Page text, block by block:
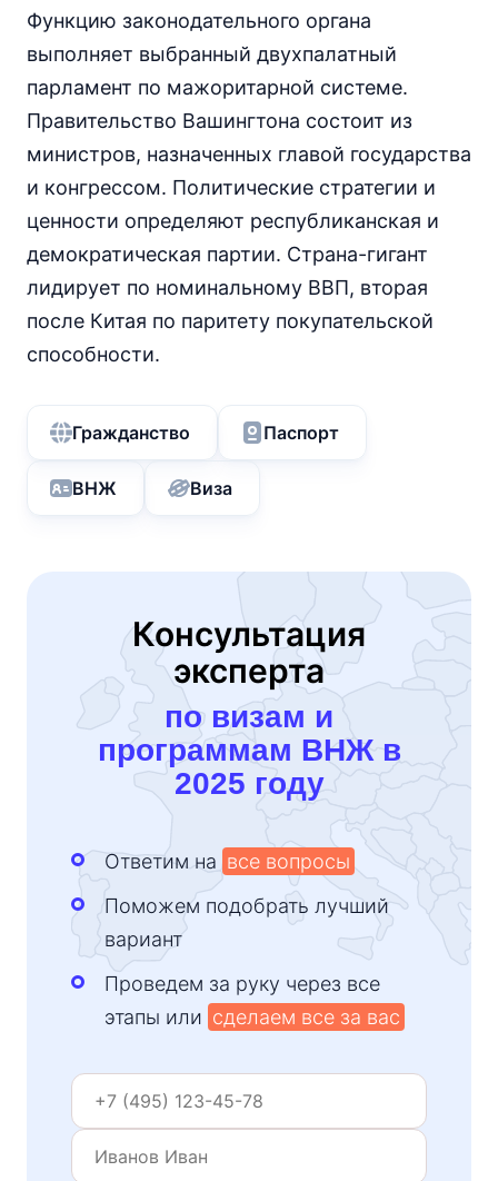
Функцию законодательного органа
выполняет выбранный двухпалатный
парламент по мажоритарной системе.
Правительство Вашингтона состоит из
министров, назначенных главой государства
и конгрессом. Политические стратегии и
ценности определяют республиканская и
демократическая партии. Страна-гигант
лидирует по номинальному ВВП, вторая
после Китая по паритету покупательской
способности.
Гражданство Паспорт
ВНЖ Виза
Консультация
эксперта
по визам и
программам ВНЖ в
2025 году
Ответим на все вопросы
Поможем подобрать лучший
вариант
Проведем за руку через все
этапы или сделаем все за вас